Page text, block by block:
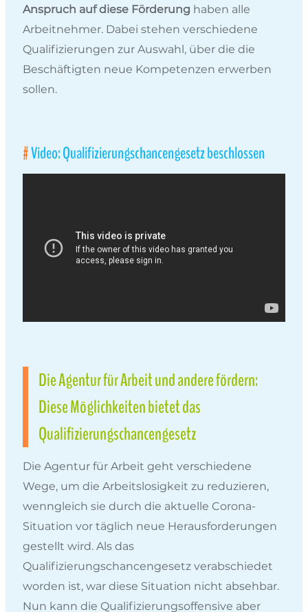
Anspruch auf diese Förderung haben alle
Arbeitnehmer. Dabei stehen verschiedene
Qualifizierungen zur Auswahl, über die die
Beschäftigten neue Kompetenzen erwerben
sollen.
Video: Qualifizierungschancengesetz beschlossen
Die Agentur für Arbeit und andere fördern:
Diese Möglichkeiten bietet das
Qualifizierungschancengesetz
Die Agentur für Arbeit geht verschiedene
Wege, um die Arbeitslosigkeit zu reduzieren,
wenngleich sie durch die aktuelle Corona-
Situation vor täglich neue Herausforderungen
gestellt wird. Als das
Qualifizierungschancengesetz verabschiedet
worden ist, war diese Situation nicht absehbar.
Nun kann die Qualifizierungsoffensive aber